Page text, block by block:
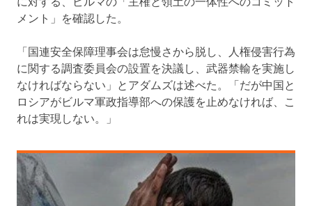
メント」を確認した。
「国連安全保障理事会は怠慢さから脱し、人権侵害行為
に関する調査委員会の設置を決議し、武器禁輸を実施し
なければならない」とアダムズは述べた。「だが中国と
ロシアがビルマ軍政指導部への保護を止めなければ、こ
れは実現しない。」